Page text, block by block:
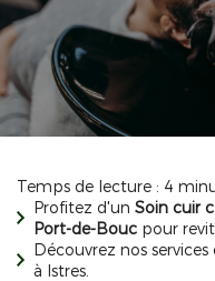
Temps de lecture : 4
Profitez d'un Soin cuir
Port-de-Bouc pour
Découvrez nos
à Istres.